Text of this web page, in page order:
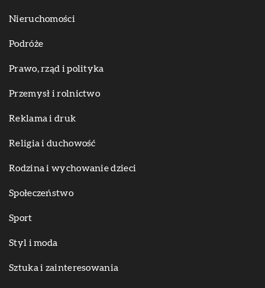
Nieruchomości
Podróże
Prawo, rząd i polityka
Przemysł i rolnictwo
Reklama i druk
Religia i duchowość
Rodzina i wychowanie dzieci
Społeczeństwo
Sport
Styl i moda
Sztuka i zainteresowania